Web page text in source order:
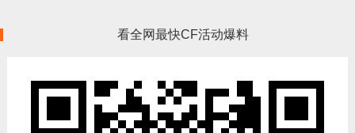
看全网最快CF活动爆料